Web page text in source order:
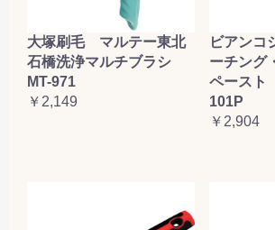
大塚刷毛 マルテー東北
石橋洗浄マルチブラシ
MT-971
￥2,149
ビアン
ーチング
ペース
101P
￥2,904